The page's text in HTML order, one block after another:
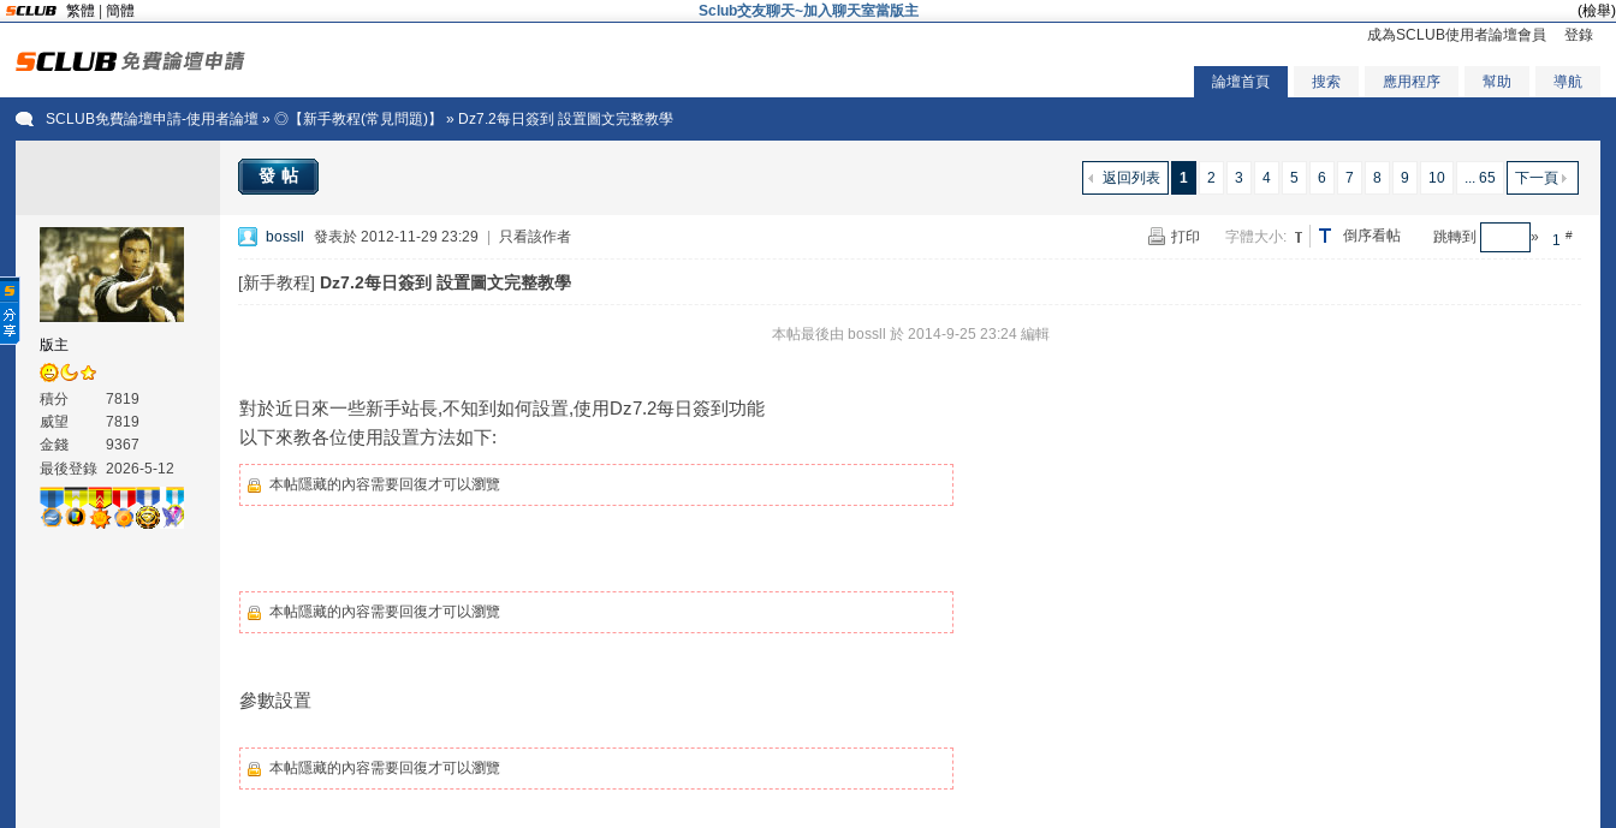
繁體 簡體 Sclub交友聊天~加入聊天室當版主
(檢舉)
成為SCLUB使用者論壇會員
登錄
論壇首頁 搜索 應用程序 幫助 導航
SCLUB免費論壇申請-使用者論壇 »◎【新手教程(常見問題)】 » Dz7.2每日簽到 設置圖文完整教學
1 2 3 4 5 6 7 8 9 10 ... 65 下一頁
返回列表
發帖
版主
積分
7819
威望
7819
金錢
9367
最後登錄 2026-5-12
1 #
跳轉到 »
倒序看帖
打印 字體大小:
bossll 發表於 2012-11-29 23:29 只看該作者
[新手教程] Dz7.2每日簽到 設置圖文完整教學
本帖最後由 bossll 於 2014-9-25 23:24 編輯
對於近日來一些新手站長,不知到如何設置,使用Dz7.2每日簽到功能
以下來教各位使用設置方法如下:
本帖隱藏的內容需要回復才可以瀏覽
本帖隱藏的內容需要回復才可以瀏覽
參數設置
本帖隱藏的內容需要回復才可以瀏覽